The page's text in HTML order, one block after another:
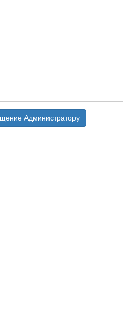
Администратору